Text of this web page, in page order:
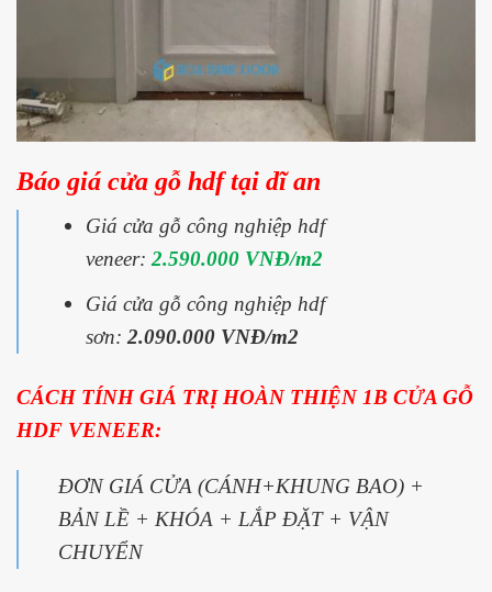
Báo giá cửa gỗ hdf tại dĩ an
Giá cửa gỗ công nghiệp hdf
veneer: 2.590.000 VNĐ/m2
Giá cửa gỗ công nghiệp hdf
sơn: 2.090.000 VNĐ/m2
CÁCH TÍNH GIÁ TRỊ HOÀN THIỆN 1B CỬA GỖ
HDF VENEER:
ĐƠN GIÁ CỬA (CÁNH+KHUNG BAO) +
BẢN LỀ + KHÓA + LẮP ĐẶT + VẬN
CHUYỂN